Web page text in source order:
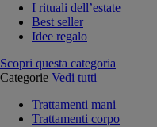
I rituali dell’estate
Best seller
Idee regalo
Scopri questa categoria
Categorie Vedi tutti
Trattamenti mani
Trattamenti corpo